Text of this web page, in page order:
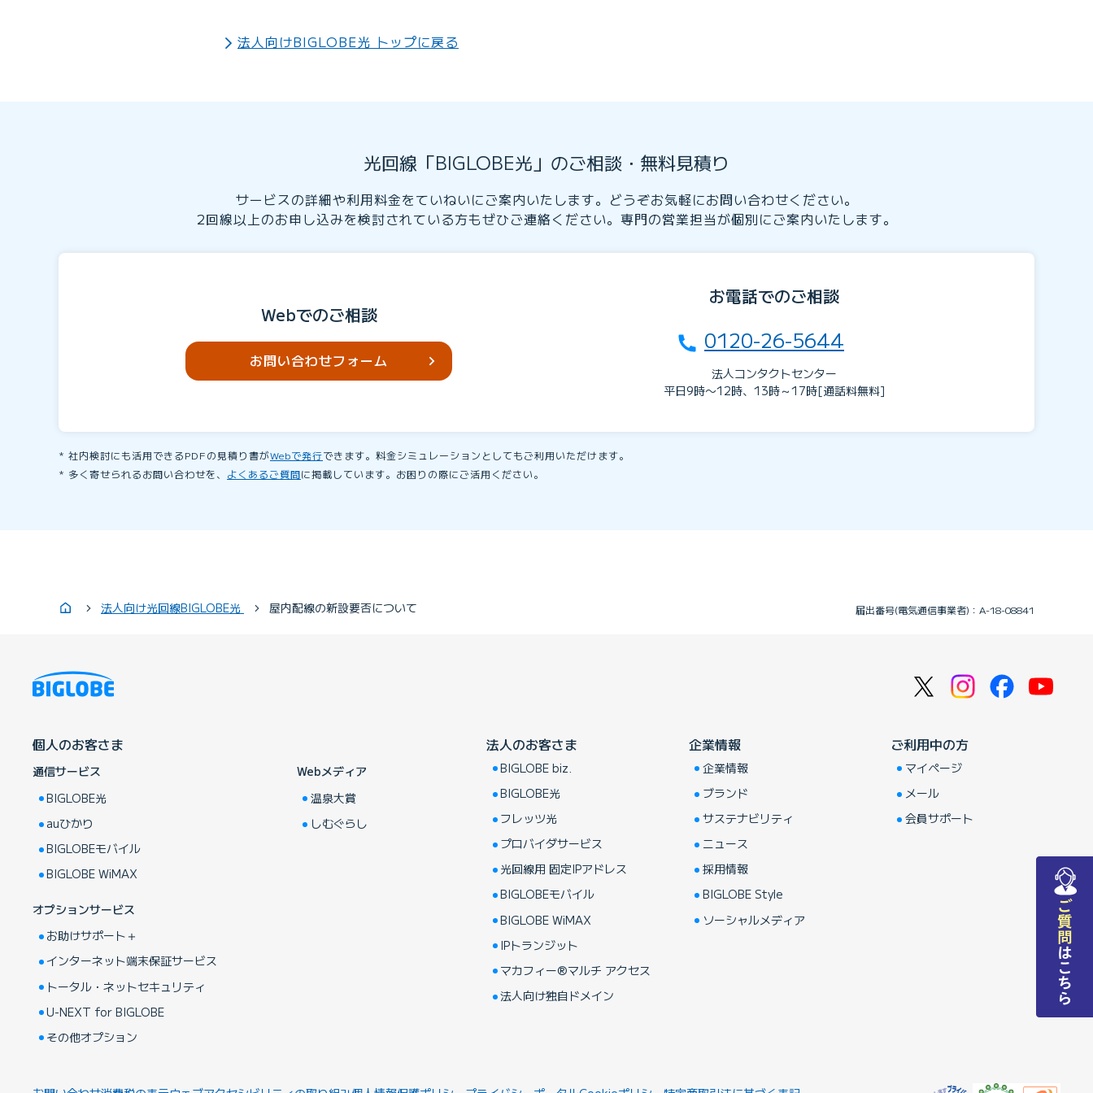
法人向けBIGLOBE光 トップに戻る
光回線「BIGLOBE光」のご相談・無料見積り
サービスの詳細や利用料金をていねいにご案内いたします。どうぞお気軽にお問い合わせください。
2回線以上のお申し込みを検討されている方もぜひご連絡ください。専門の営業担当が個別にご案内いたします。
Webでのご相談
お問い合わせフォーム
お電話でのご相談
0120-26-5644
法人コンタクトセンター
平日9時〜12時、13時～17時[通話料無料]
社内検討にも活用できるPDFの見積り書がWebで発行できます。料金シミュレーションとしてもご利用いただけます。
多く寄せられるお問い合わせを、 よくあるご質問に掲載しています。お困りの際にご活用ください。
法人向け光回線BIGLOBE光 屋内配線の新設要否について 届出番号(電気通信事業者)：A-18-08841
個人のお客さま
通信サービス
BIGLOBE光
auひかり
BIGLOBEモバイル
BIGLOBE WiMAX
オプションサービス
お助けサポート＋
インターネット端末保証サービス
トータル・ネットセキュリティ
U-NEXT for BIGLOBE
その他オプション
Webメディア
温泉大賞
しむぐらし
法人のお客さま
BIGLOBE biz.
BIGLOBE光
フレッツ光
プロバイダサービス
光回線用 固定IPアドレス
BIGLOBEモバイル
BIGLOBE WiMAX
IPトランジット
マカフィー®マルチ アクセス
法人向け独自ドメイン
企業情報
企業情報
ブランド
サステナビリティ
ニュース
採用情報
BIGLOBE Style
ソーシャルメディア
ご利用中の方
マイページ
メール
会員サポート